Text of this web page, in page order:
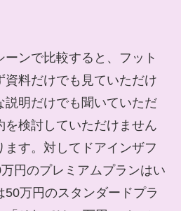
ンで比較すると、フット
資料だけでも見ていただけ
明だけでも聞いていただ
検討していただけません
ます。対してドアインザフ
円のプレミアムプランはい
万円のスタンダードプラ